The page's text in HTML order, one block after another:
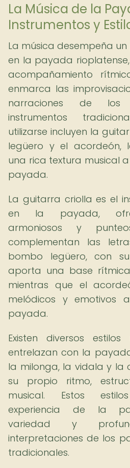
La Música de la
Instrumentos y
La música desempeña
en la payada
acompañamiento
enmarca las
narraciones de los
instrumentos
utilizarse incluyen la
legüero y el acordeón,
una rica textura musical
payada.
La guitarra criolla es el
en la payada,
armoniosos y
complementan las
bombo legüero, con
aporta una base
mientras que el
melódicos y emotivos
payada.
Existen diversos
entrelazan con la
la milonga, la vidala y la
su propio ritmo,
musical. Estos
experiencia de la
variedad y
interpretaciones de los
tradicionales.